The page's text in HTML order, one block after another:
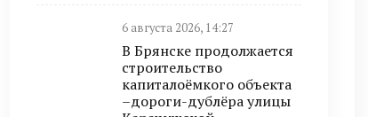
6 августа 2026, 14:27
В Брянске продолжается
строительство
капиталоёмкого объекта
–дороги-дублёра улицы